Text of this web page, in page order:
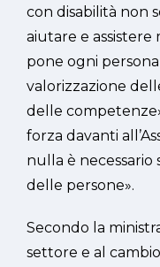
con disabilità non
aiutare e assistere
pone ogni
valorizzazione
delle
forza davanti
nulla è necessario
delle persone».
Secondo la
settore e al